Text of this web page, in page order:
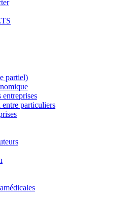
partiel)
entreprises
particuliers